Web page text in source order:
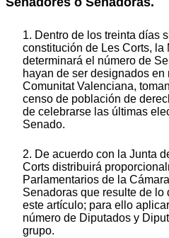
1. Dentro de los treinta días
constitución de Les Corts, la
determinará el número de
hayan de ser designados
Comunitat Valenciana,
censo de población de
de celebrarse las últimas
Senado.
2. De acuerdo con la Junta
Corts distribuirá
Parlamentarios de la
Senadoras que resulte de
este artículo; para ello
número de Diputados y
grupo.